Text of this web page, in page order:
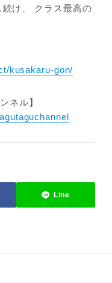
け、 クラス最高の
kusakaru-gon/
ネル】
Line